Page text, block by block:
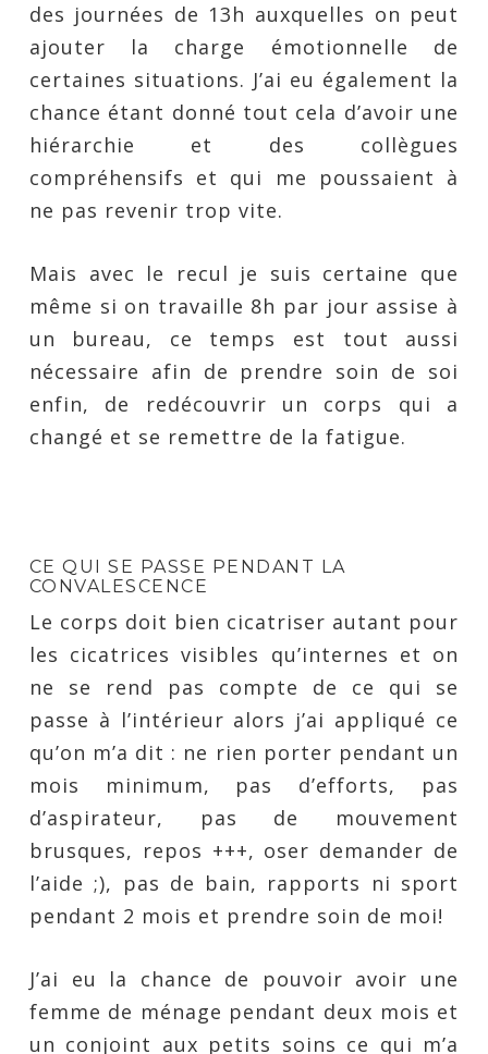
des journées de 13h auxquelles on peut
ajouter la charge émotionnelle de
certaines situations. J’ai eu également la
chance étant donné tout cela d’avoir une
hiérarchie et des collègues
compréhensifs et qui me poussaient à
ne pas revenir trop vite.
Mais avec le recul je suis certaine que
même si on travaille 8h par jour assise à
un bureau, ce temps est tout aussi
nécessaire afin de prendre soin de soi
enfin, de redécouvrir un corps qui a
changé et se remettre de la fatigue.
CE QUI SE PASSE PENDANT LA
CONVALESCENCE
Le corps doit bien cicatriser autant pour
les cicatrices visibles qu’internes et on
ne se rend pas compte de ce qui se
passe à l’intérieur alors j’ai appliqué ce
qu’on m’a dit : ne rien porter pendant un
mois minimum, pas d’efforts, pas
d’aspirateur, pas de mouvement
brusques, repos +++, oser demander de
l’aide ;), pas de bain, rapports ni sport
pendant 2 mois et prendre soin de moi!
J’ai eu la chance de pouvoir avoir une
femme de ménage pendant deux mois et
un conjoint aux petits soins ce qui m’a